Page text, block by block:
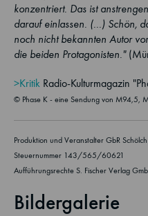
konzentriert. Das ist
darauf einlassen. (...) Schön,
noch nicht bekannten Autor
die beiden Protagonisten."
>Kritik Radio-Kulturmagazin
© Phase K - eine Sendung von M94,5,
Produktion und Veranstalter GbR
Steuernummer 143/565/60621
Aufführungsrechte S. Fischer Verlag
Bildergalerie